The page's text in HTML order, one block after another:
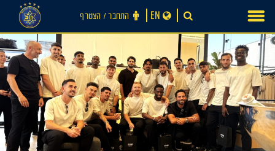
content
התחבר ‪/‬ הצטרף EN